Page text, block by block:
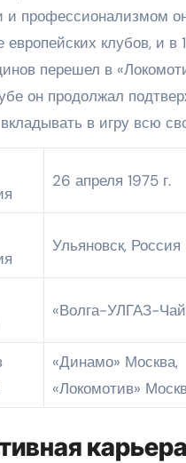
и профессионализмом
европейских клубов, и в
перешел в
он продолжал
в игру всю
26 апреля 1975 г.
Ульяновск, Россия
«Волга-УЛГАЗ-
«Динамо» Москва,
«Локомотив»
карьера